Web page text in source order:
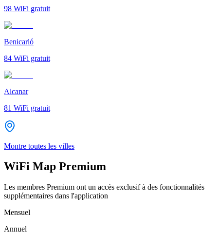
98 WiFi gratuit
Benicarló
84 WiFi gratuit
Alcanar
81 WiFi gratuit
Montre toutes les villes
WiFi Map Premium
Les membres Premium ont un accès exclusif à des fonctionnalités
supplémentaires dans l'application
Mensuel
Annuel